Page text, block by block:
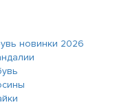
новинки 2026